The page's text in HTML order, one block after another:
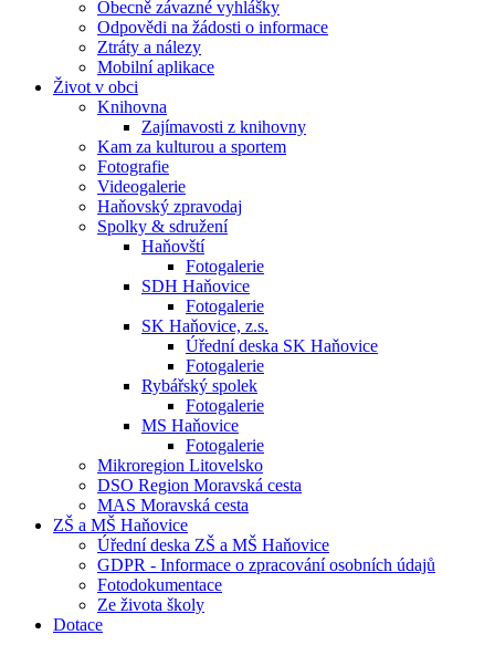
Obecně závazné vyhlášky
Odpovědi na žádosti o informace
Ztráty a nálezy
Mobilní aplikace
Život v obci
Knihovna
Zajímavosti z knihovny
Kam za kulturou a sportem
Fotografie
Videogalerie
Haňovský zpravodaj
Spolky & sdružení
Haňovští
Fotogalerie
SDH Haňovice
Fotogalerie
SK Haňovice, z.s.
Úřední deska SK Haňovice
Fotogalerie
Rybářský spolek
Fotogalerie
MS Haňovice
Fotogalerie
Mikroregion Litovelsko
DSO Region Moravská cesta
MAS Moravská cesta
ZŠ a MŠ Haňovice
Úřední deska ZŠ a MŠ Haňovice
GDPR - Informace o zpracování osobních údajů
Fotodokumentace
Ze života školy
Dotace